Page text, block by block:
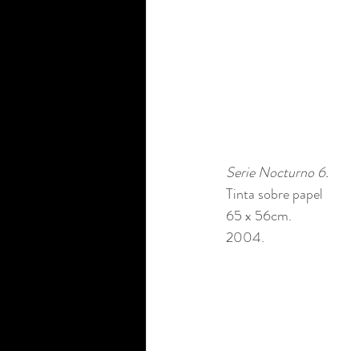
Serie Nocturno 6.
Tinta sobre papel
65 x 56cm.
2004.